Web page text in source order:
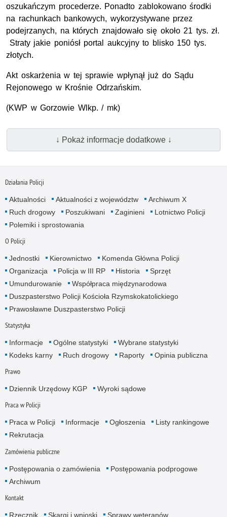
oszukańczym procederze. Ponadto zablokowano środki
na rachunkach bankowych, wykorzystywane przez
podejrzanych, na których znajdowało się około 21 tys. zł.
Straty jakie poniósł portal aukcyjny to blisko 150 tys.
złotych.
Akt oskarżenia w tej sprawie wpłynął już do Sądu
Rejonowego w Krośnie Odrzańskim.
(KWP w Gorzowie Wlkp. / mk)
↓ Pokaż informacje dodatkowe ↓
Działania Policji
Aktualności Aktualności z województw
Archiwum X
Ruch drogowy
Poszukiwani Zaginieni
Lotnictwo Policji
Polemiki i sprostowania
O Policji
Jednostki Kierownictwo
Komenda Główna Policji
Organizacja
Policja w III RP Historia
Sprzęt
Umundurowanie
Współpraca międzynarodowa
Duszpasterstwo Policji Kościoła Rzymskokatolickiego
Prawosławne Duszpasterstwo Policji
Statystyka
Informacje Ogólne statystyki
Wybrane statystyki
Kodeks karny
Ruch drogowy Raporty Opinia publiczna
Prawo
Dziennik Urzędowy KGP Wyroki sądowe
Praca w Policji
Praca w Policji Informacje Ogłoszenia
Listy rankingowe
Rekrutacja
Zamówienia publiczne
Postępowania o zamówienia
Postępowania podprogowe
Archiwum
Kontakt
Rzecznik Skargi i wnioski Sprawy weteranów